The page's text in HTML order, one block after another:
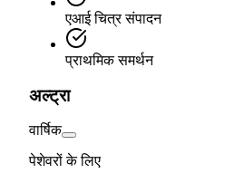
एआई चित्र संपादन
प्राथमिक समर्थन
अल्ट्रा
वार्षिक
पेशेवरों के लिए